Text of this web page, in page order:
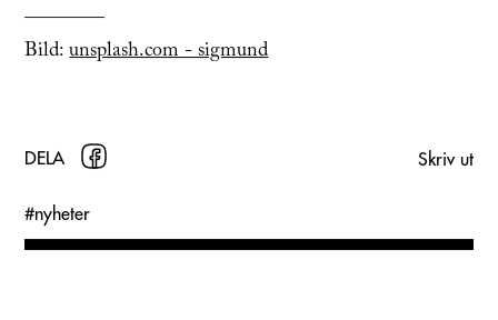
Bild:unsplash.com - sigmund
DELA Skriv ut
#nyheter